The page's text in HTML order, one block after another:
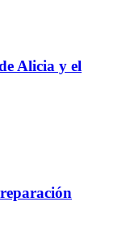
Alicia y el